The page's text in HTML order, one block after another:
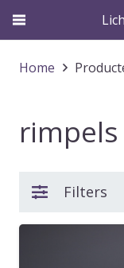
Home
rimpels
Filters